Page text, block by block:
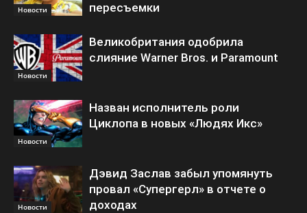
Новости
пересъемки
Новости
Великобритания одобрила
слияние Warner Bros. и Paramount
Новости
Назван исполнитель роли
Циклопа в новых «Людях Икс»
Новости
Дэвид Заслав забыл упомянуть
провал «Супергерл» в отчете о
доходах